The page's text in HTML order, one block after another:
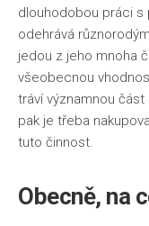
dlouhodobou práci s
odehrává
jedou z jeho mnoha
všeobecnou
tráví významnou
pak je třeba
tuto činnost.
Obecně, na